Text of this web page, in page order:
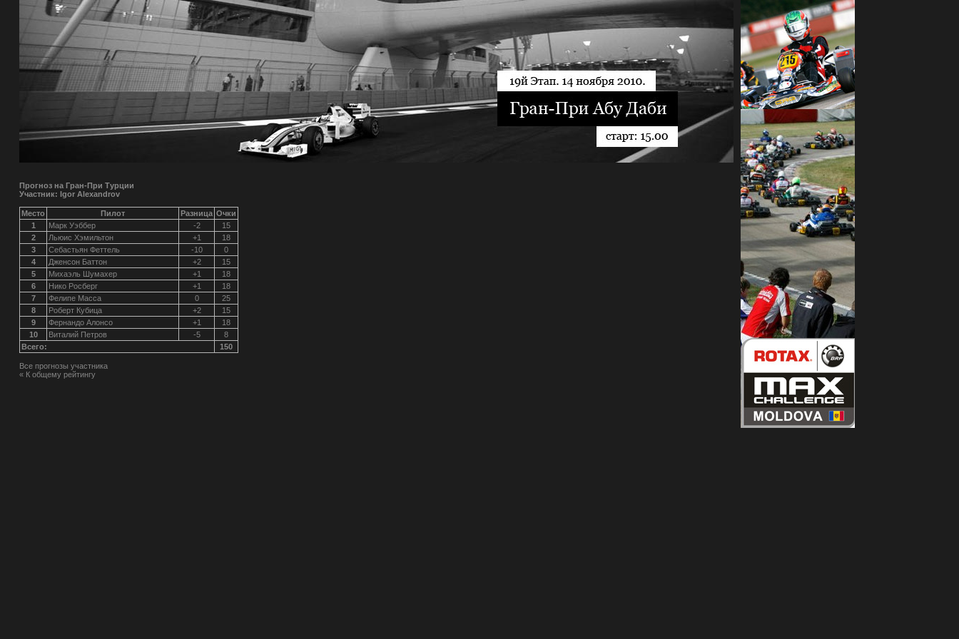
Прогноз на Гран-При Турции
Участник: Igor Alexandrov
Место Пилот Разница Очки
1
Марк Уэббер -2
15
2
Льюис Хэмильтон +1
18
3
Себастьян Феттель -10
0
4
Дженсон Баттон +2
15
5
Михаэль Шумахер +1
18
6
Нико Росберг +1
18
7
Фелипе Масса 0
25
8
Роберт Кубица +2
15
9
Фернандо Алонсо +1
18
10
Виталий Петров -5
8
Всего:
150
Все прогнозы участника
« К общему рейтингу